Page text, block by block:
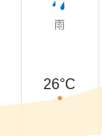
雨
26°C